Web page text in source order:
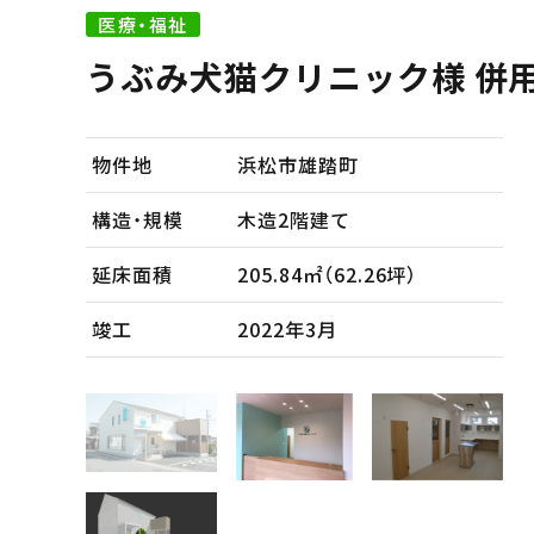
医療・福祉
うぶみ犬猫クリニック様 併
物件地
浜松市雄踏町
構造・規模
木造2階建て
延床面積
205.84㎡（62.26坪）
竣工
2022年3月